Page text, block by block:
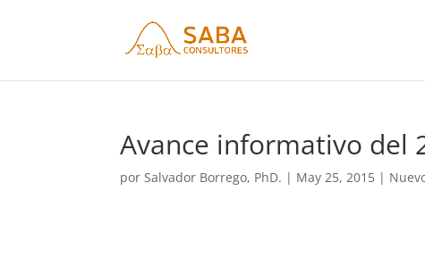
Avance informativo del
porSalvador Borrego, PhD. | May 25, 2015 |